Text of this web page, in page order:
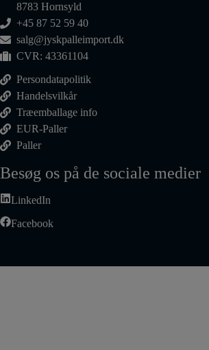
8783 Hornsyld
+45 87 52 59 40
salg@jyskpalleimport.dk
CVR: 43361104
Persondatapolitik
Handelsvilkår
Træemballage info
EUR-Paller
Paller
Besøg os på de sociale medier
LinkedIn
Facebook